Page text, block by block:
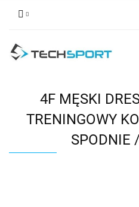
4F MĘSKI
TRENINGOWY
SPODNIE